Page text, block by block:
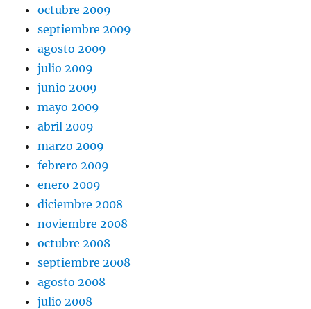
octubre 2009
septiembre 2009
agosto 2009
julio 2009
junio 2009
mayo 2009
abril 2009
marzo 2009
febrero 2009
enero 2009
diciembre 2008
noviembre 2008
octubre 2008
septiembre 2008
agosto 2008
julio 2008